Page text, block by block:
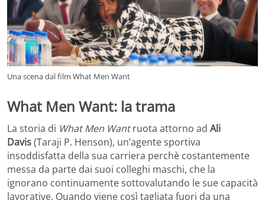
Una scena dal film What Men Want
What Men Want: la trama
La storia di What Men Wantruota attorno ad Ali
Davis(Taraji P. Henson), un’agente sportiva
insoddisfatta della sua carriera perchè costantemente
messa da parte dai suoi colleghi maschi, che la
ignorano continuamente sottovalutando le sue capacità
lavorative. Quando viene così tagliata fuori da una